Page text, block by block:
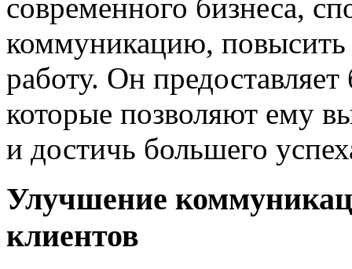
современного бизнеса,
коммуникацию,
работу. Он
которые позволяют ему
и достичь большего
Улучшение
клиентов